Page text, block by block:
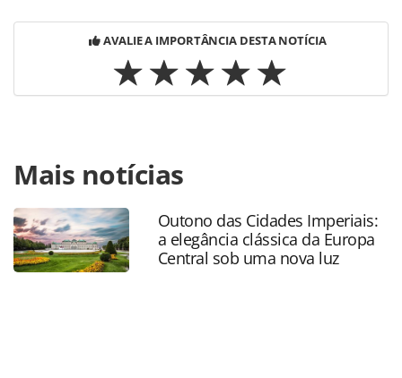
AVALIE A IMPORTÂNCIA DESTA NOTÍCIA
https://www.panrotas.com.br/aviacao/aeroportos/2026/
inicia-obras-na-passarela-em-frente-ao-aeroporto-de-
congonhas_224914.html ou as ferramentas oferecidas na
página. Todo o conteúdo produzido pela PANROTAS
Editora é protegido pela legislação brasileira sobre direito
autoral. Não reproduza o conteúdo sem autorização da
Mais notícias
Outono das Cidades Imperiais:
a elegância clássica da Europa
Central sob uma nova luz